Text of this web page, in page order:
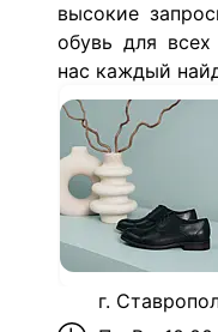
высокие
обувь для всех
нас каждый
г.